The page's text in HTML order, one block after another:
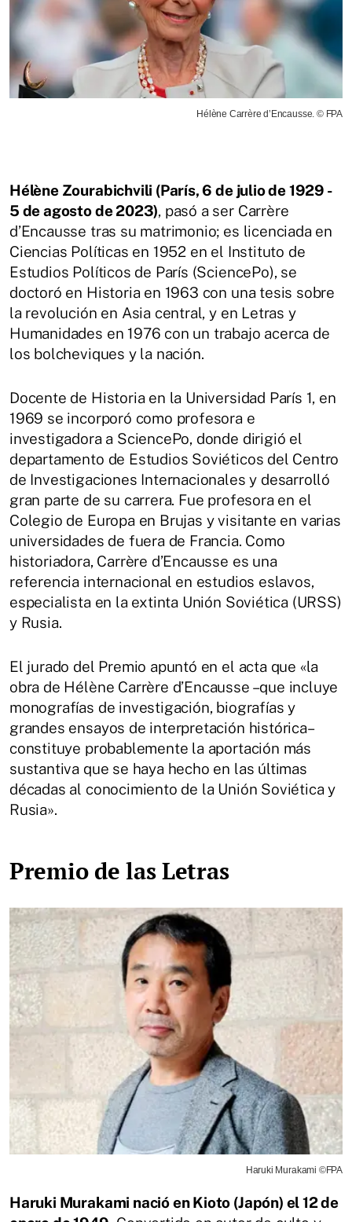
Hélène Carrère d’Encausse. © FPA
Hélène Zourabichvili (París, 6 de julio de 1929 -
5 de agosto de 2023), pasó a ser Carrère
d’Encausse tras su matrimonio; es licenciada en
Ciencias Políticas en 1952 en el Instituto de
Estudios Políticos de París (SciencePo), se
doctoró en Historia en 1963 con una tesis sobre
la revolución en Asia central, y en Letras y
Humanidades en 1976 con un trabajo acerca de
los bolcheviques y la nación.
Docente de Historia en la Universidad París 1, en
1969 se incorporó como profesora e
investigadora a SciencePo, donde dirigió el
departamento de Estudios Soviéticos del Centro
de Investigaciones Internacionales y desarrolló
gran parte de su carrera. Fue profesora en el
Colegio de Europa en Brujas y visitante en varias
universidades de fuera de Francia. Como
historiadora, Carrère d’Encausse es una
referencia internacional en estudios eslavos,
especialista en la extinta Unión Soviética (URSS)
y Rusia.
El jurado del Premio apuntó en el acta que «la
obra de Hélène Carrère d’Encausse –que incluye
monografías de investigación, biografías y
grandes ensayos de interpretación histórica–
constituye probablemente la aportación más
sustantiva que se haya hecho en las últimas
décadas al conocimiento de la Unión Soviética y
Rusia».
Premio de las Letras
Haruki Murakami ©FPA
Haruki Murakami nació en Kioto (Japón) el 12 de